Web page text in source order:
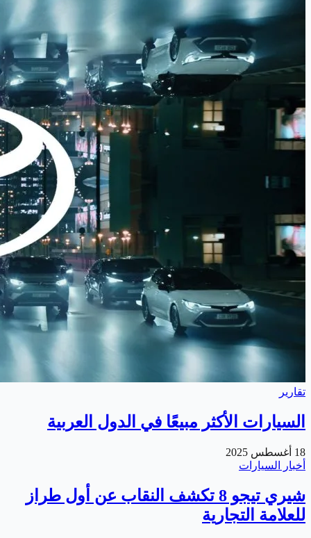
تقارير
السيارات الأكثر مبيعًا في الدول العربية
18 أغسطس 2025
أخبار السيارات
شيري تيجو 8 تكشف النقاب عن أول طراز
للعلامة التجارية